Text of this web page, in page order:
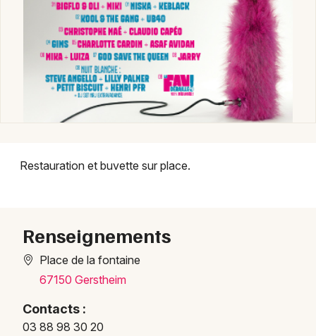
Jeux concours
Newsletter des sorties
Artistes en tournée
Actus à Strasbourg
Restauration et buvette sur place.
Renseignements
Place de la fontaine
67150 Gerstheim
Contacts :
03 88 98 30 20